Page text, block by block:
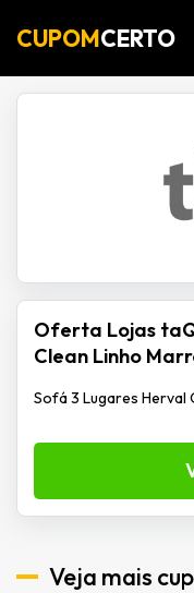
CUPOMCERTO
Oferta Lojas
Clean Linho
Sofá 3 Lugares Herval
Veja mais